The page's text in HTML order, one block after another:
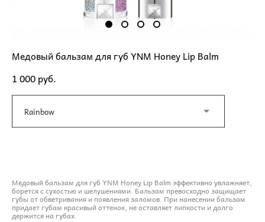
Медовый бальзам для губ YNM Honey Lip Balm
1 000 pуб.
Rainbow
Медовый бальзам для губ YNM Honey Lip Balm эффективно увлажняет,
борется с сухостью и шелушениями. Бальзам превосходно защищает
губы от обветривания и появления заломов. При нанесении бальзам
придает губам красивый оттенок, не оставляет липкости и долго
держится на губах.